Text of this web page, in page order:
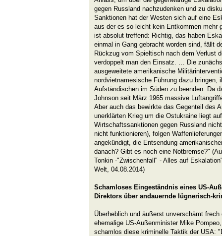
gegen Russland nachzudenken und zu
Sanktionen hat der Westen sich auf eine
aus der es so leicht kein Entkommen mehr
ist absolut treffend: Richtig, das haben
einmal in Gang gebracht worden sind, fällt
Rückzug vom Spieltisch nach dem Verlust
verdoppelt man den Einsatz. … Die
ausgeweitete amerikanische
nordvietnamesische Führung dazu bringen,
Aufständischen im Süden zu beenden. Da
Johnson seit März 1965 massive
Aber auch das bewirkte das Gegenteil des
unerklärten Krieg um die Ostukraine liegt
Wirtschaftssanktionen gegen Russland
nicht funktionieren), folgen
angekündigt, die Entsendung
danach? Gibt es noch eine Notbremse?"
Tonkin -"Zwischenfall" - Alles auf
Welt, 04.08.2014)
Schamloses Eingeständnis eines US-
Direktors über andauernde lügnerisch-
Überheblich und äußerst unverschämt
ehemalige US-Außenminister Mike
schamlos diese kriminelle Taktik der USA: